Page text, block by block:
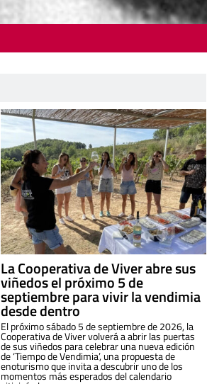
La Cooperativa de Viver abre sus
viñedos el próximo 5 de
septiembre para vivir la vendimia
desde dentro
El próximo sábado 5 de septiembre de 2026, la
Cooperativa de Viver volverá a abrir las puertas
de sus viñedos para celebrar una nueva edición
de ‘Tiempo de Vendimia’, una propuesta de
enoturismo que invita a descubrir uno de los
momentos más esperados del calendario